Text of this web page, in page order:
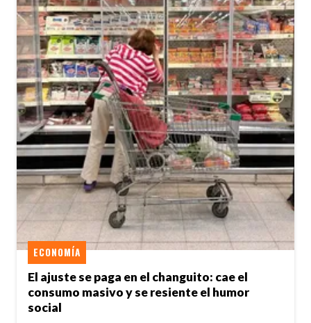
El ajuste se paga en el changuito: cae el
consumo masivo y se resiente el humor
social
ECONOMÍA